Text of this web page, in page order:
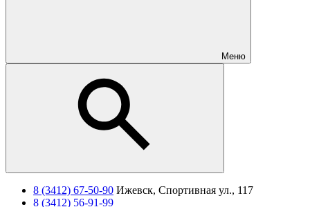
Меню
8 (3412) 67-50-90 Ижевск, Спортивная ул., 117
8 (3412) 56-91-99